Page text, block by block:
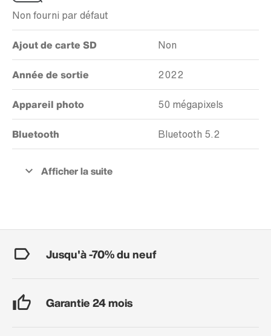
Non fourni par défaut
Ajout de carte SD Non
Année de sortie 2022
Appareil photo 50 mégapixels
Bluetooth Bluetooth 5.2
Jusqu'à -70% du neuf
Garantie 24 mois